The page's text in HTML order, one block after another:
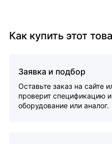
Как купить этот
Заявка и подбор
Оставьте заказ на сайте
проверит спецификацию
оборудование или аналог.